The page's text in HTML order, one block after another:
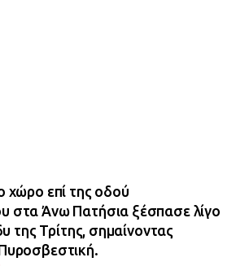
χώρο επί της οδού
στα Άνω Πατήσια ξέσπασε λίγο
της Τρίτης, σημαίνοντας